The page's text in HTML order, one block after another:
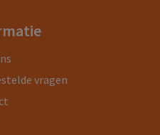
vragen